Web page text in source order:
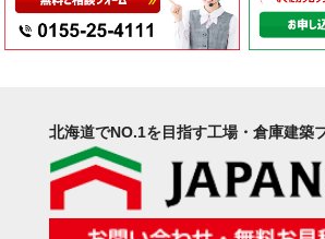
北海道でNO.1を目指す工場・倉庫建築